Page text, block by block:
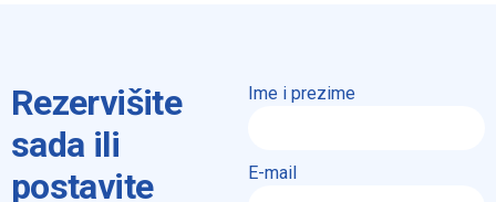
Rezervišite
sada ili
postavite
Ime i prezime
E-mail